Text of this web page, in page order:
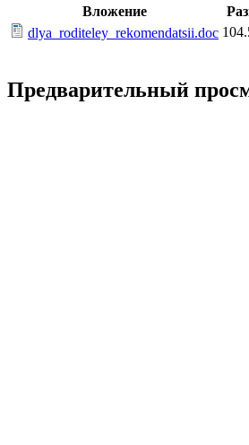
Вложение
dlya_roditeley_rekomendatsii.doc
Предварительный